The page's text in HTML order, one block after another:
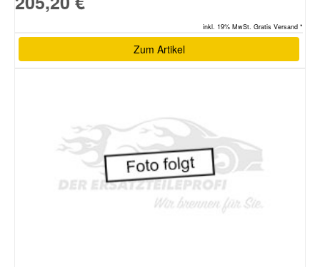
inkl. 19% MwSt. Gratis Versand *
Zum Artikel